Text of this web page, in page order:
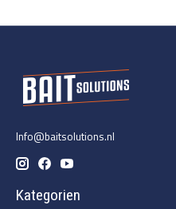
Info@baitsolutions.nl
Kategorien